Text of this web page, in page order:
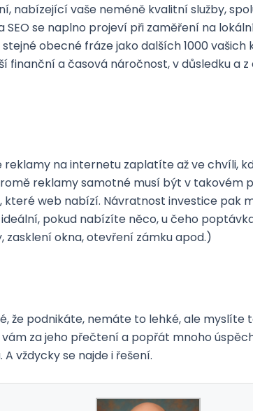
nabízející vaše neméně kvalitní služby,
SEO se naplno projeví při zaměření na
obecné fráze jako dalších 1000
finanční a časová náročnost, v důsledku a
reklamy na internetu zaplatíte až ve chvíli,
reklamy samotné musí být v
web nabízí. Návratnost investice pak
pokud nabízíte něco, u čeho
okna, otevření zámku apod.)
že podnikáte, nemáte to lehké, ale myslíte
za jeho přečtení a popřát mnoho
vždycky se najde i řešení.